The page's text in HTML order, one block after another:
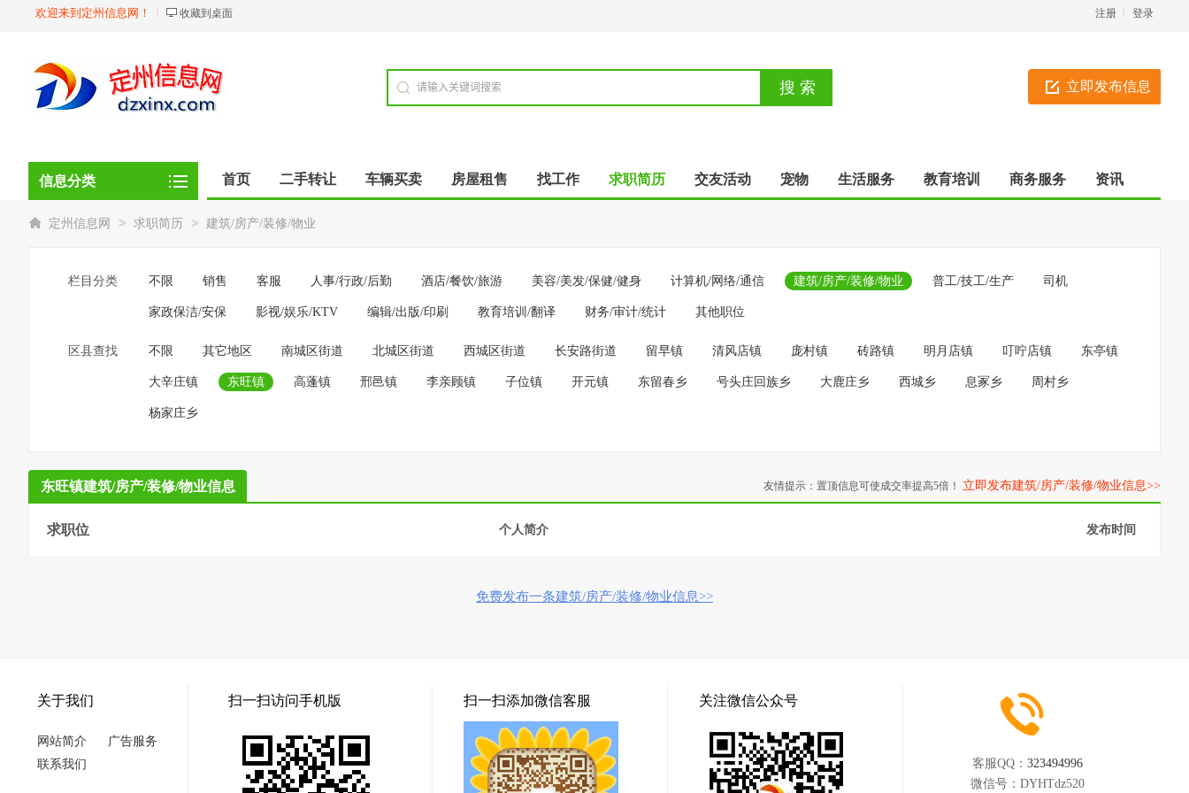
欢迎来到定州信息网！ 收藏到桌面 登录
注册
立即发布信息
信息分类 首页 二手转让 车辆买卖 房屋租售 找工作 求职简历 交友活动 宠物 生活服务 教育培训 商务服务 资讯
商品 店铺
定州信息网 > 求职简历 > 建筑/房产/装修/物业
栏目分类 不限 销售 客服 人事/行政/后勤 酒店/餐饮/旅游 美容/美发/保健/健身 计算机/网络/通信 建筑/房产/装修/物业 普工/技工/生产 司机
家政保洁/安保 影视/娱乐/KTV 编辑/出版/印刷 教育培训/翻译 财务/审计/统计 其他职位
区县查找 不限 其它地区 南城区街道 北城区街道 西城区街道 长安路街道 留早镇 清风店镇 庞村镇 砖路镇 明月店镇 叮咛店镇 东亭镇
大辛庄镇 东旺镇 高蓬镇 邢邑镇 李亲顾镇 子位镇 开元镇 东留春乡 号头庄回族乡 大鹿庄乡 西城乡 息冢乡 周村乡
杨家庄乡
东旺镇建筑/房产/装修/物业信息 友情提示：置顶信息可使成交率提高5倍！ 立即发布建筑/房产/装修/物业信息>>
求职位 发布时间
个人简介
免费发布一条建筑/房产/装修/物业信息>>
关于我们
网站简介
广告服务
联系我们
扫一扫访问手机版 扫一扫添加微信客服 关注微信公众号
客服QQ： 323494996
微信号： DYHTdz520